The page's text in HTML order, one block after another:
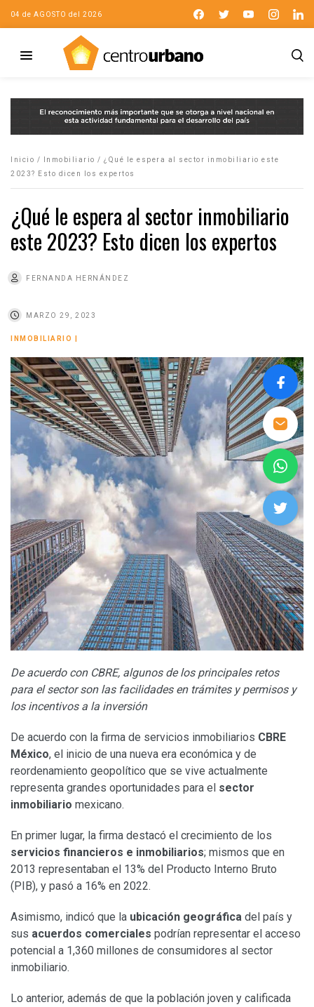
04 de AGOSTO del 2026
Inicio / Inmobiliario / ¿Qué le espera al sector inmobiliario este
2023? Esto dicen los expertos
¿Qué le espera al sector inmobiliario
este 2023? Esto dicen los expertos
FERNANDA HERNÁNDEZ
MARZO 29, 2023
INMOBILIARIO
De acuerdo con CBRE, algunos de los principales retos
para el sector son las facilidades en trámites y permisos y
los incentivos a la inversión
De acuerdo con la firma de servicios inmobiliarios CBRE
México, el inicio de una nueva era económica y de
reordenamiento geopolítico que se vive actualmente
representa grandes oportunidades para el sector
inmobiliario mexicano.
En primer lugar, la firma destacó el crecimiento de los
servicios financieros e inmobiliarios; mismos que en
2013 representaban el 13% del Producto Interno Bruto
(PIB), y pasó a 16% en 2022.
Asimismo, indicó que la ubicación geográfica del país y
sus acuerdos comerciales podrían representar el acceso
potencial a 1,360 millones de consumidores al sector
inmobiliario.
Lo anterior, además de que la población joven y calificada